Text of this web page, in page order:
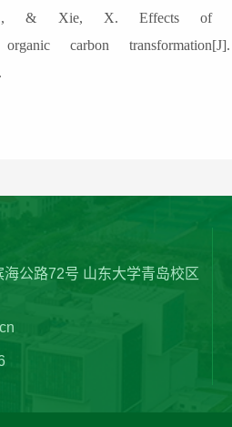
Xie, X. Effects of
carbon
公路72号 山东大学青岛校区